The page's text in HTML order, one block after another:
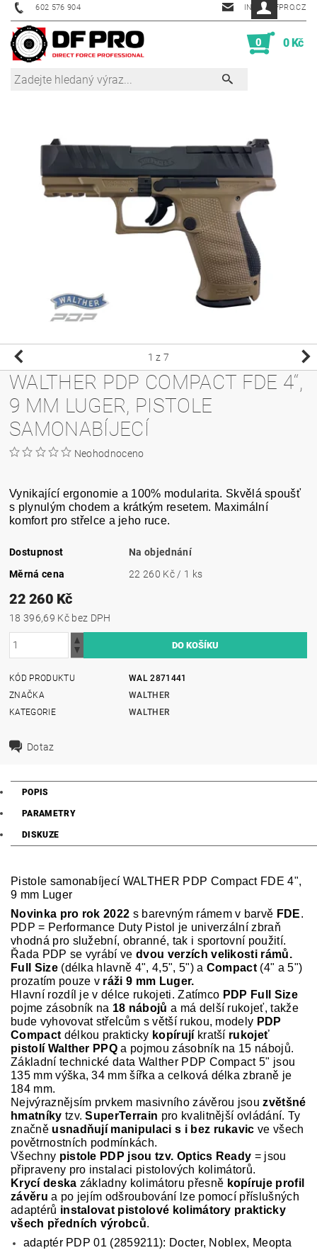
602 576 904 INFO@DFPRO.CZ
0 0 Kč
1 z 7
WALTHER PDP COMPACT FDE 4‘‘,
9 MM LUGER, PISTOLE
SAMONABÍJECÍ
Neohodnoceno
Vynikající ergonomie a 100% modularita. Skvělá spoušť
s plynulým chodem a krátkým resetem. Maximální
komfort pro střelce a jeho ruce.
Dostupnost
Na objednání
Měrná cena
22 260 Kč / 1 ks
22 260 Kč
18 396,69 Kč bez DPH
KÓD PRODUKTU
WAL 2871441
ZNAČKA
WALTHER
KATEGORIE
WALTHER
Dotaz
POPIS
PARAMETRY
DISKUZE
Pistole samonabíjecí WALTHER PDP Compact FDE 4",
9 mm Luger
Novinka pro rok 2022 s barevným rámem v barvě FDE.
PDP = Performance Duty Pistol je univerzální zbraň
vhodná pro služební, obranné, tak i sportovní použití.
Řada PDP se vyrábí vedvou verzích velikosti rámů.
Full Size(délka hlavně 4", 4,5", 5") a Compact (4" a 5")
prozatím pouze v ráži 9 mm Luger.
Hlavní rozdíl je v délce rukojeti. Zatímco PDP Full Size
pojme zásobník na 18 nábojů a má delší rukojeť, takže
bude vyhovovat střelcům s větší rukou, modely PDP
Compact délkou prakticky kopírují kratší rukojeť
pistolí Walther PPQ a pojmou zásobník na 15 nábojů.
Základní technické data Walther PDP Compact 5" jsou
135 mm výška, 34 mm šířka a celková délka zbraně je
184 mm.
Nejvýraznějsím prvkem masivního závěrou jsouzvětšné
hmatníky tzv.SuperTerrain pro kvalitnější ovládání. Ty
značně usnadňují manipulaci s i bez rukavic ve všech
povětrnostních podmínkách.
Všechny pistole PDP jsou tzv. Optics Ready = jsou
připraveny pro instalaci pistolových kolimátorů.
Krycí deska základny kolimátoru přesně kopíruje profil
závěru a po jejím odšroubování lze pomocí příslušných
adaptérů instalovat pistolové kolimátory prakticky
všech předních výrobců.
adaptér PDP 01 (2859211): Docter, Noblex, Meopta